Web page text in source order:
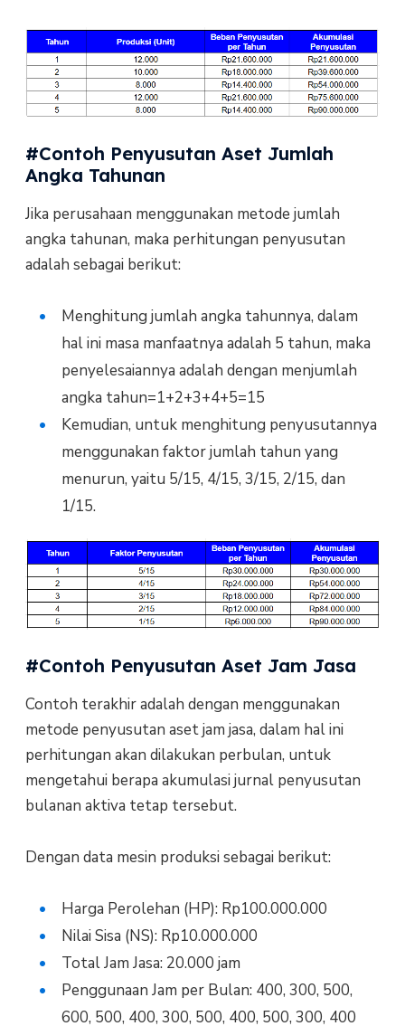
#Contoh Penyusutan Aset Jumlah
Angka Tahunan
Jika perusahaan menggunakan metode jumlah
angka tahunan, maka perhitungan penyusutan
adalah sebagai berikut:
Menghitung jumlah angka tahunnya, dalam
hal ini masa manfaatnya adalah 5 tahun, maka
penyelesaiannya adalah dengan menjumlah
angka tahun=1+2+3+4+5=15
Kemudian, untuk menghitung penyusutannya
menggunakan faktor jumlah tahun yang
menurun, yaitu 5/15, 4/15, 3/15, 2/15, dan
1/15.
#Contoh Penyusutan Aset Jam Jasa
Contoh terakhir adalah dengan menggunakan
metode penyusutan aset jam jasa, dalam hal ini
perhitungan akan dilakukan perbulan, untuk
mengetahui berapa akumulasi jurnal penyusutan
bulanan aktiva tetap tersebut.
Dengan data mesin produksi sebagai berikut:
Harga Perolehan (HP): Rp100.000.000
Nilai Sisa (NS): Rp10.000.000
Total Jam Jasa: 20.000 jam
Penggunaan Jam per Bulan: 400, 300, 500,
600, 500, 400, 300, 500, 400, 500, 300, 400